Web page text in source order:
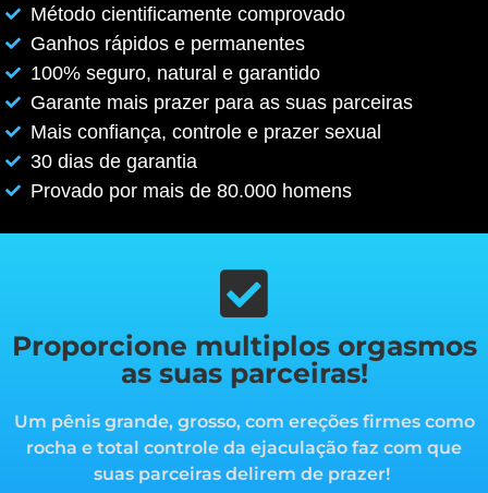
Método cientificamente comprovado
Ganhos rápidos e permanentes
100% seguro, natural e garantido
Garante mais prazer para as suas parceiras
Mais confiança, controle e prazer sexual
30 dias de garantia
Provado por mais de 80.000 homens
Proporcione multiplos orgasmos
as suas parceiras!
Um pênis grande, grosso, com ereções firmes como
rocha e total controle da ejaculação faz com que
suas parceiras delirem de prazer!